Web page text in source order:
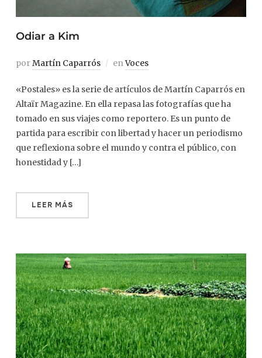
Odiar a Kim
porMartín Caparrós enVoces
«Postales» es la serie de artículos de Martín Caparrós en
Altaïr Magazine. En ella repasa las fotografías que ha
tomado en sus viajes como reportero. Es un punto de
partida para escribir con libertad y hacer un periodismo
que reflexiona sobre el mundo y contra el público, con
honestidad y […]
LEER MÁS